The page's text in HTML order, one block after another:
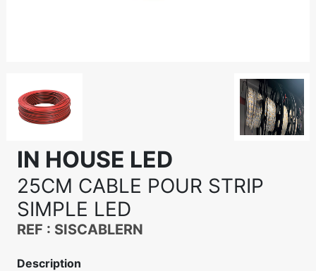
IN HOUSE LED
25CM CABLE POUR STRIP
SIMPLE LED
REF : SISCABLERN
Description